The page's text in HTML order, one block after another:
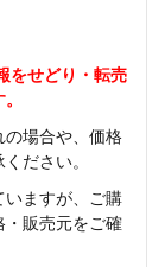
をせどり・転売
の場合や、価格
ださい。
いますが、ご購
・販売元をご確